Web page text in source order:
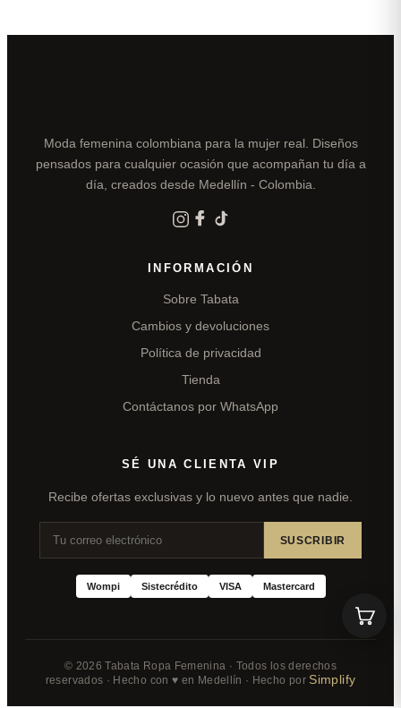
Moda femenina colombiana para la mujer real. Diseños
pensados para cualquier ocasión que acompañan tu día a
día, creados desde Medellín - Colombia.
INFORMACIÓN
Sobre Tabata
Cambios y devoluciones
Política de privacidad
Tienda
Contáctanos por WhatsApp
SÉ UNA CLIENTA VIP
Recibe ofertas exclusivas y lo nuevo antes que nadie.
SUSCRIBIR
Wompi Sistecrédito VISA Mastercard
© 2026 Tabata Ropa Femenina · Todos los derechos
reservados · Hecho con ♥ en Medellín · Hecho por Simplify